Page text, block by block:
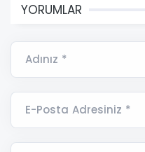
YORUMLAR
Adınız *
E-Posta Adresiniz *